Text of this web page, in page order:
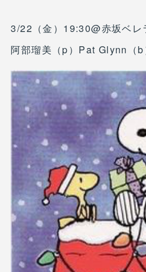
3/22（金）19:30@赤坂ベレ
阿部瑠美（p）Pat Glynn（b